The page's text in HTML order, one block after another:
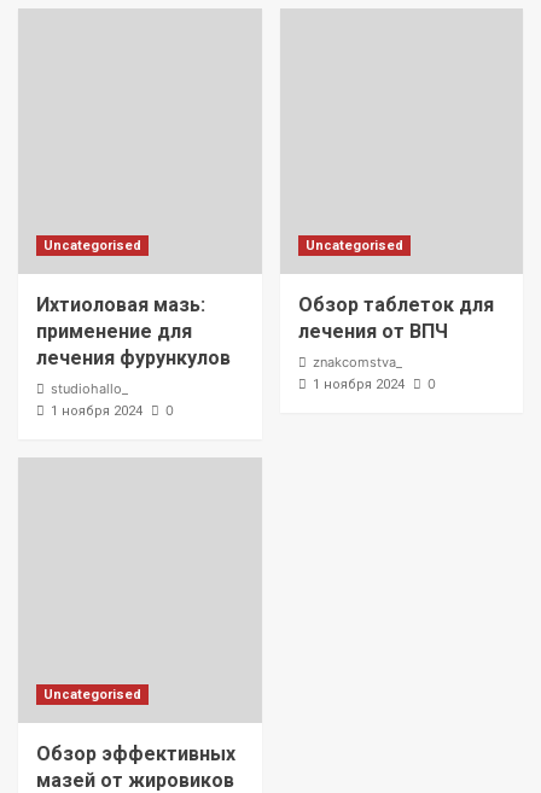
Uncategorised
Ихтиоловая мазь:
применение для
лечения фурункулов
studiohallo_
1 ноября 2024 0
Uncategorised
Обзор таблеток для
лечения от ВПЧ
znakcomstva_
1 ноября 2024 0
Uncategorised
Обзор эффективных
мазей от жировиков